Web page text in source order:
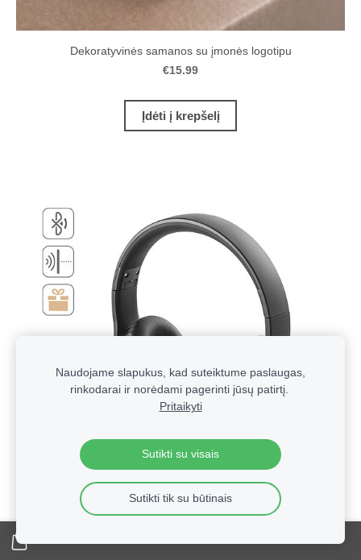
Dekoratyvinės samanos su įmonės logotipu
€15.99
Įdėti į krepšelį
Technologinės verslo dovanos su logotipu | Reklaminė
Naudojame slapukus, kad suteiktume paslaugas,
rinkodarai ir norėdami pagerinti jūsų patirtį.
Pritaikyti
Sutikti su visais
Sutikti tik su būtinais